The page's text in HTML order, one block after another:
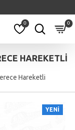
0 0
Hareketli
HAREKETLI
YENI